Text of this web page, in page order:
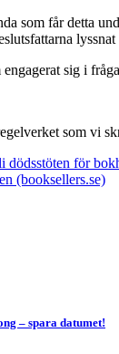
som får detta
lyssnat
sig i
som vi
för
(booksellers.se)
– spara datumet!